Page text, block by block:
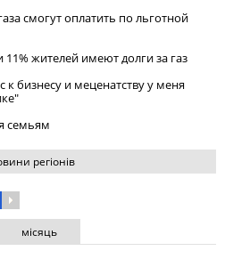
cмогут оплатить по льготной
жителей имеют долги за газ
к бизнесу и меценатству у меня
семьям
регіонів
місяць